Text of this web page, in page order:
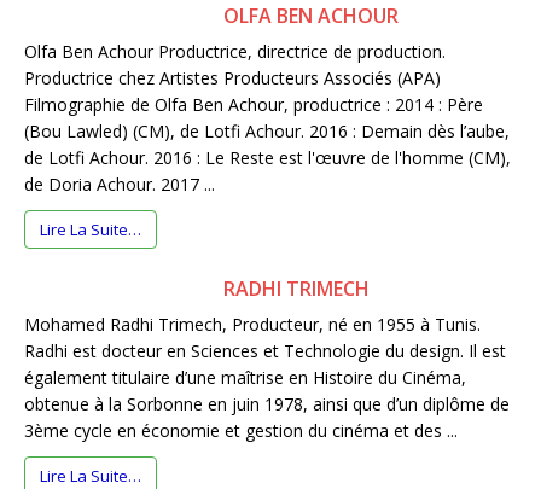
OLFA BEN ACHOUR
Olfa Ben Achour Productrice, directrice de production.
Productrice chez Artistes Producteurs Associés (APA)
Filmographie de Olfa Ben Achour, productrice : 2014 : Père
(Bou Lawled) (CM), de Lotfi Achour. 2016 : Demain dès l’aube,
de Lotfi Achour. 2016 : Le Reste est l'œuvre de l'homme (CM),
de Doria Achour. 2017 ...
Lire La Suite…
RADHI TRIMECH
Mohamed Radhi Trimech, Producteur, né en 1955 à Tunis.
Radhi est docteur en Sciences et Technologie du design. Il est
également titulaire d’une maîtrise en Histoire du Cinéma,
obtenue à la Sorbonne en juin 1978, ainsi que d’un diplôme de
3ème cycle en économie et gestion du cinéma et des ...
Lire La Suite…